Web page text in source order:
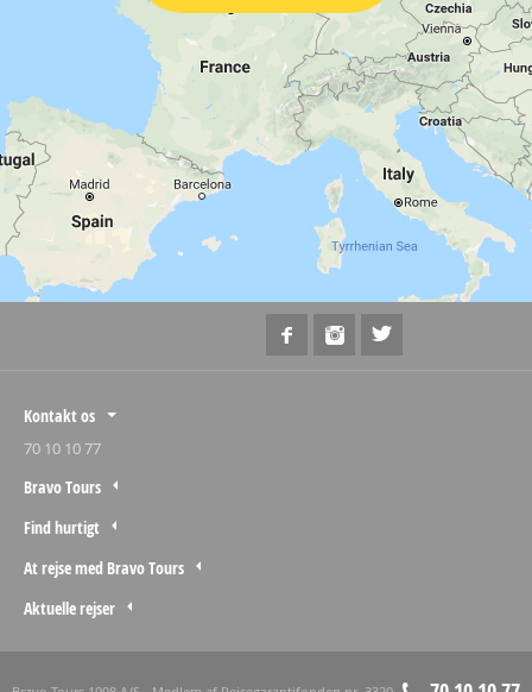
Kontakt os
70 10 10 77
Bravo Tours
Find hurtigt
At rejse med Bravo Tours
Aktuelle rejser